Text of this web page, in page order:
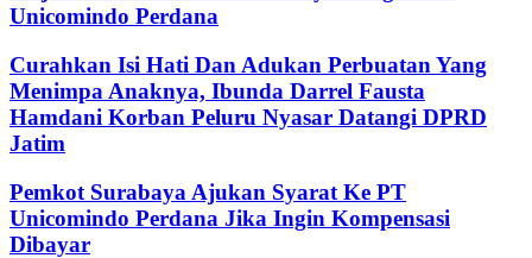
Unicomindo Perdana
Curahkan Isi Hati Dan Adukan Perbuatan Yang
Menimpa Anaknya, Ibunda Darrel Fausta
Hamdani Korban Peluru Nyasar Datangi DPRD
Jatim
Pemkot Surabaya Ajukan Syarat Ke PT
Unicomindo Perdana Jika Ingin Kompensasi
Dibayar